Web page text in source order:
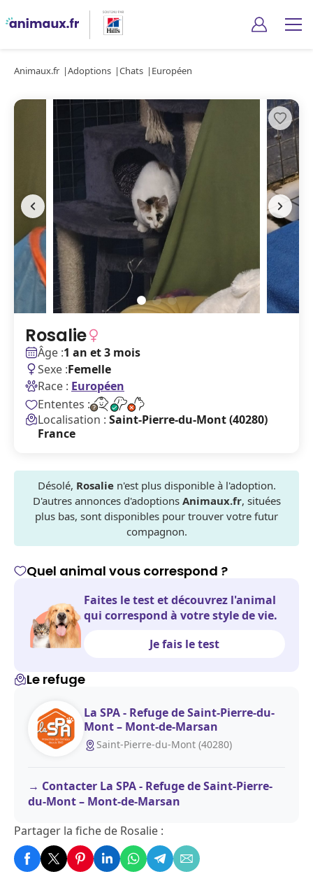
Animaux.fr Adoptions Chats Européen
Rosalie
Âge :1 an et 3 mois
Sexe :Femelle
Race : Européen
Ententes :
Localisation : Saint-Pierre-du-Mont (40280)
France
Désolé, Rosalien'est plus disponible à l'adoption.
D'autres annonces d'adoptions Animaux.fr, situées
plus bas, sont disponibles pour trouver votre futur
compagnon.
Quel animal vous correspond ?
Faites le test et découvrez l'animal
qui correspond à votre style de vie.
Je fais le test
Le refuge
La SPA - Refuge de Saint-Pierre-du-
Mont – Mont-de-Marsan
Saint-Pierre-du-Mont (40280)
Contacter La SPA - Refuge de Saint-Pierre-
du-Mont – Mont-de-Marsan
Partager la fiche de Rosalie :